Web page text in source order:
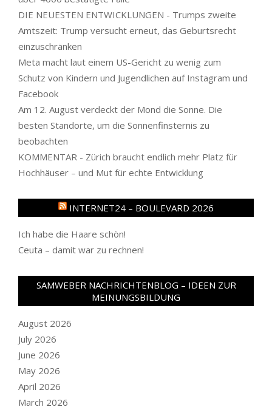
DIE NEUESTEN ENTWICKLUNGEN - Trumps zweite
Amtszeit: Trump versucht erneut, das Geburtsrecht
einzuschränken
Meta macht laut einem US-Gericht zu wenig zum
Schutz von Kindern und Jugendlichen auf Instagram und
Facebook
Am 12. August verdeckt der Mond die Sonne. Die
besten Standorte, um die Sonnenfinsternis zu
beobachten
KOMMENTAR - Zürich braucht endlich mehr Platz für
Hochhäuser – und Mut für echte Entwicklung
INTERNET24 – BOULEVARD 2026
Ich habe die Haare schön!
Ceuta – damit war zu rechnen!
SAMWEBER NACHRICHTENBLOG – IDEEN ZUR
MEINUNGSBILDUNG
August 2026
July 2026
June 2026
May 2026
April 2026
March 2026